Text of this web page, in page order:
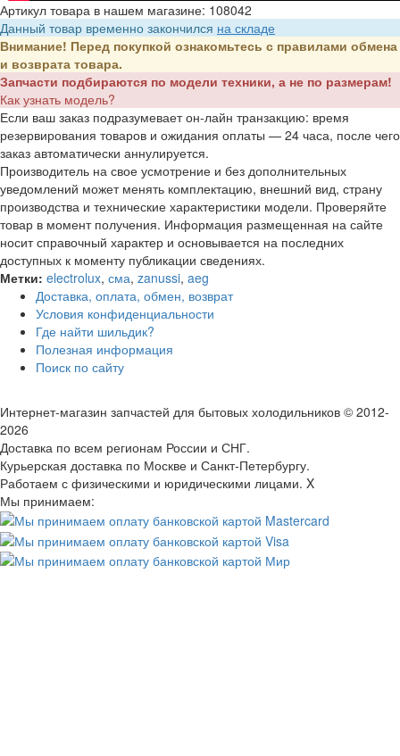
Артикул товара в нашем магазине: 108042
Данный товар временно закончился на складе
Внимание! Перед покупкой ознакомьтесь с правилами обмена
и возврата товара.
Запчасти подбираются по модели техники, а не по размерам!
Как узнать модель?
Если ваш заказ подразумевает он-лайн транзакцию: время
резервирования товаров и ожидания оплаты — 24 часа, после чего
заказ автоматически аннулируется.
Производитель на свое усмотрение и без дополнительных
уведомлений может менять комплектацию, внешний вид, страну
производства и технические характеристики модели. Проверяйте
товар в момент получения. Информация размещенная на сайте
носит справочный характер и основывается на последних
доступных к моменту публикации сведениях.
Метки: electrolux, сма, zanussi, aeg
Доставка, оплата, обмен, возврат
Условия конфиденциальности
Где найти шильдик?
Полезная информация
Поиск по сайту
Интернет-магазин запчастей для бытовых холодильников © 2012-
2026
Доставка по всем регионам России и СНГ.
Курьерская доставка по Москве и Санкт-Петербургу.
Работаем с физическими и юридическими лицами. X
Мы принимаем: